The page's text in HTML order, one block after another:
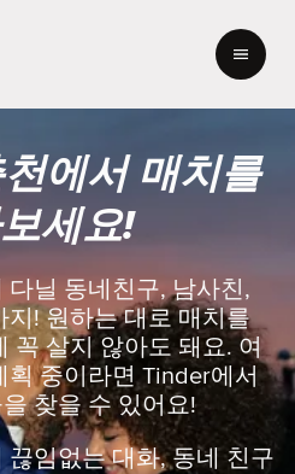
에서 매치를
세요!
닐 동네친구, 남사친,
지! 원하는 대로 매치를
꼭 살지 않아도 돼요. 여
중이라면 Tinder에서
찾을 수 있어요!
끊임없는 대화, 동네 친구